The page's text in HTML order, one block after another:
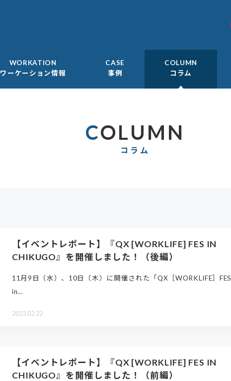
WORKATION
ワーケーション情報
CASE
事例
COLUMN
コラム
COLUMN
コラム
【イベントレポート】『QX [WORKLIFE] FES IN
CHIKUGO』を開催しました！（後編）
11月9日（水）、10日（木）に開催された「QX［WORKLIFE］FES
in…
2023.02.22
【イベントレポート】『QX [WORKLIFE] FES IN
CHIKUGO』を開催しました！（前編）